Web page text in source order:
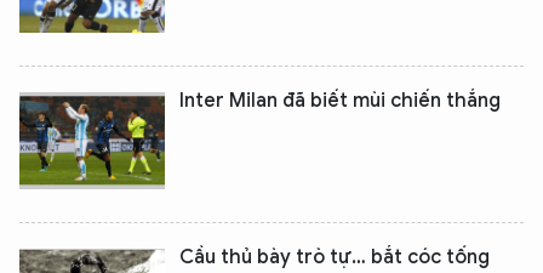
Inter Milan đã biết mùi chiến thắng
Cầu thủ bày trò tự… bắt cóc tống